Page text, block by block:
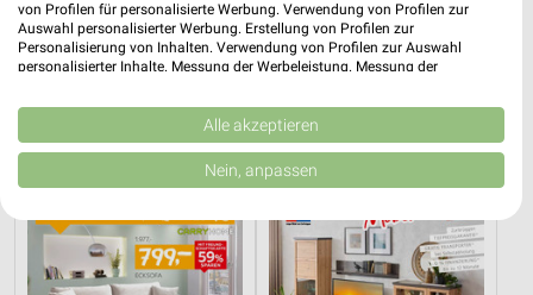
40,7 km
Spezial-Prospekt der Marken
40,7 km
Angebote ab 08.08.
XXXLutz Zurbrüggen
von Profilen für personalisierte Werbung. Verwendung von Profilen zur
Auswahl personalisierter Werbung. Erstellung von Profilen zur
Personalisierung von Inhalten. Verwendung von Profilen zur Auswahl
personalisierter Inhalte. Messung der Werbeleistung. Messung der
Kombinationen von Daten aus verschiedenen Quellen. Entwicklung und
Verbesserung der Angebote. Verwendung reduzierter Daten zur Auswahl
von Inhalten.
Daten können außerhalb der Europäischen Union weitergegeben und in die
USA gesendet werden.
Website/App.
Partnerliste anzeigen (1 IAB-Anbieter)
Wir nutzen Ihre Daten für folgende Zwecke:
Alle akzeptieren
Nein, anpassen